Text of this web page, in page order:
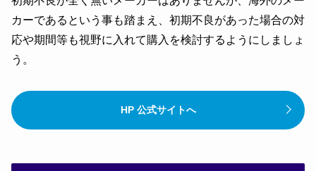
カーであるという事も踏まえ、初期不良があった場合の対
応や期間等も視野に入れて購入を検討するようにしましょ
う。
HP 公式サイトへ